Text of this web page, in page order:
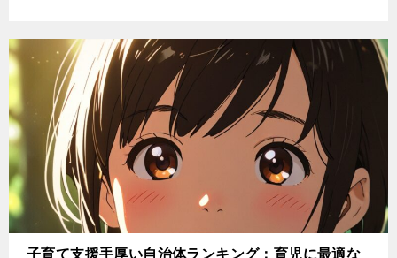
子育て支援手厚い自治体ランキング：育児に最適な